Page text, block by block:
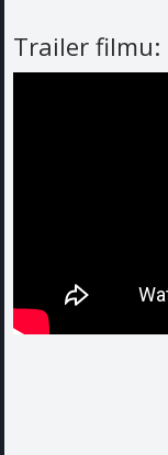
Trailer filmu: